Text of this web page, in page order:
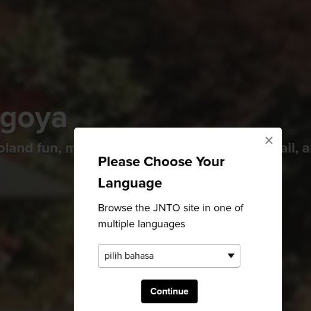
Please Choose Your
Language
Browse the JNTO site in one of
multiple languages
Continue
×
fun, museums dedicated to road and rail,